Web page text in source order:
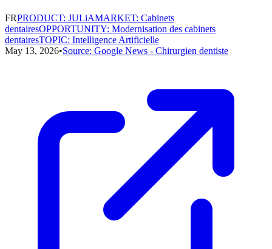
FRPRODUCT: JULiAMARKET: Cabinets
dentairesOPPORTUNITY: Modernisation des cabinets
dentairesTOPIC: Intelligence Artificielle
May 13, 2026•Source: Google News - Chirurgien dentiste